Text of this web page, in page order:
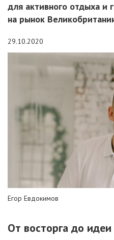
для активного отдыха и
на рынок
29.10.2020
Егор Евдокимов
От восторга до идеи